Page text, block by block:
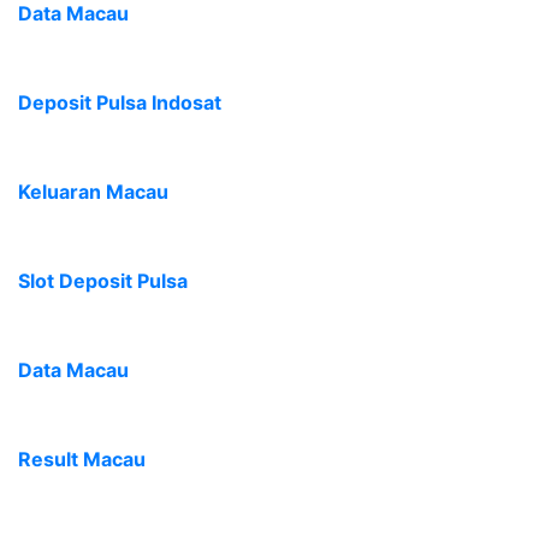
Data Macau
Deposit Pulsa Indosat
Keluaran Macau
Slot Deposit Pulsa
Data Macau
Result Macau